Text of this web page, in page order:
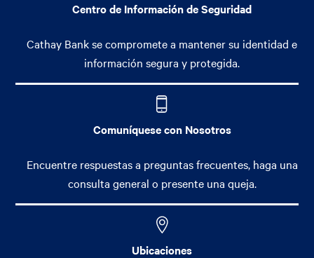
Centro de Información de Seguridad
Cathay Bank se compromete a mantener su identidad e
información segura y protegida.
Comuníquese con Nosotros
Encuentre respuestas a preguntas frecuentes, haga una
consulta general o presente una queja.
Ubicaciones